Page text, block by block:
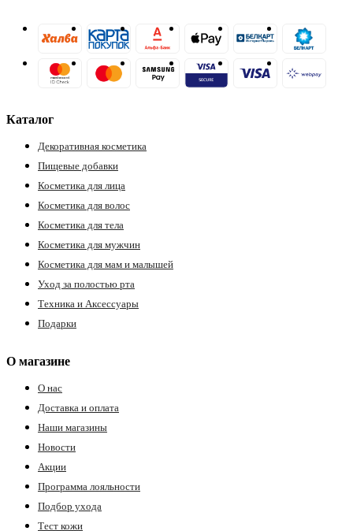
Каталог
Декоративная косметика
Пищевые добавки
Косметика для лица
Косметика для волос
Косметика для тела
Косметика для мужчин
Косметика для мам и малышей
Уход за полостью рта
Техника и Аксессуары
Подарки
О магазине
О нас
Доставка и оплата
Наши магазины
Новости
Акции
Программа лояльности
Подбор ухода
Тест кожи